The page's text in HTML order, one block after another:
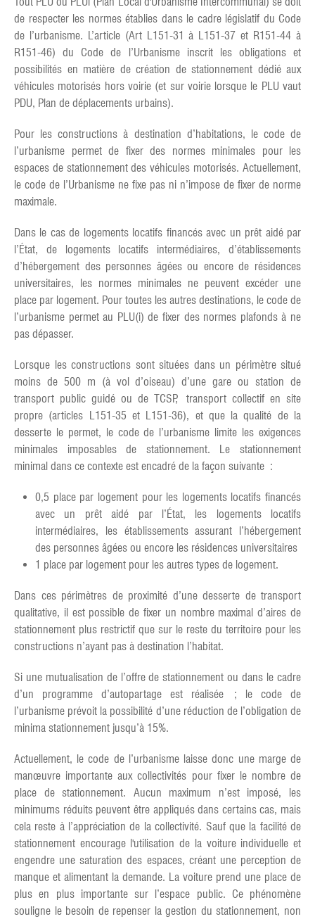
de respecter les normes établies dans le cadre législatif du Code
de l’urbanisme. L’article (Art L151-31 à L151-37 et R151-44 à
R151-46) du Code de l’Urbanisme inscrit les obligations et
possibilités en matière de création de stationnement dédié aux
véhicules motorisés hors voirie (et sur voirie lorsque le PLU vaut
PDU, Plan de déplacements urbains).
Pour les constructions à destination d’habitations, le code de
l’urbanisme permet de fixer des normes minimales pour les
espaces de stationnement des véhicules motorisés. Actuellement,
le code de l’Urbanisme ne fixe pas ni n’impose de fixer de norme
maximale.
Dans le cas de logements locatifs financés avec un prêt aidé par
l’État, de logements locatifs intermédiaires, d’établissements
d’hébergement des personnes âgées ou encore de résidences
universitaires, les normes minimales ne peuvent excéder une
place par logement. Pour toutes les autres destinations, le code de
l’urbanisme permet au PLU(i) de fixer des normes plafonds à ne
pas dépasser.
Lorsque les constructions sont situées dans un périmètre situé
moins de 500 m (à vol d’oiseau) d’une gare ou station de
transport public guidé ou de TCSP, transport collectif en site
propre (articles L151-35 et L151-36), et que la qualité de la
desserte le permet, le code de l’urbanisme limite les exigences
minimales imposables de stationnement. Le stationnement
minimal dans ce contexte est encadré de la façon suivante :
0,5 place par logement pour les logements locatifs financés
avec un prêt aidé par l’État, les logements locatifs
intermédiaires, les établissements assurant l’hébergement
des personnes âgées ou encore les résidences universitaires
1 place par logement pour les autres types de logement.
Dans ces périmètres de proximité d’une desserte de transport
qualitative, il est possible de fixer un nombre maximal d’aires de
stationnement plus restrictif que sur le reste du territoire pour les
constructions n’ayant pas à destination l’habitat.
Si une mutualisation de l’offre de stationnement ou dans le cadre
d’un programme d’autopartage est réalisée ; le code de
l’urbanisme prévoit la possibilité d’une réduction de l’obligation de
minima stationnement jusqu’à 15%.
Actuellement, le code de l’urbanisme laisse donc une marge de
manœuvre importante aux collectivités pour fixer le nombre de
place de stationnement. Aucun maximum n’est imposé, les
minimums réduits peuvent être appliqués dans certains cas, mais
cela reste à l’appréciation de la collectivité. Sauf que la facilité de
stationnement encourage l'utilisation de la voiture individuelle et
engendre une saturation des espaces, créant une perception de
manque et alimentant la demande. La voiture prend une place de
plus en plus importante sur l’espace public. Ce phénomène
souligne le besoin de repenser la gestion du stationnement, non